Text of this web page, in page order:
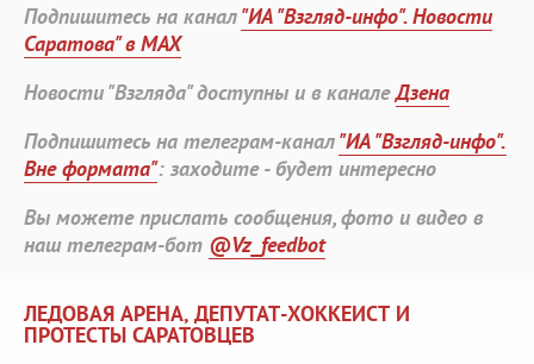
Подпишитесь на канал"ИА "Взгляд-инфо". Новости
Саратова" в MAX
Новости "Взгляда" доступны и в каналеДзена
Подпишитесь на телеграм-канал"ИА "Взгляд-инфо".
Вне формата": заходите - будет интересно
Вы можете прислать сообщения, фото и видео в
наш телеграм-бот @Vz_feedbot
ЛЕДОВАЯ АРЕНА, ДЕПУТАТ-ХОККЕИСТ И
ПРОТЕСТЫ САРАТОВЦЕВ